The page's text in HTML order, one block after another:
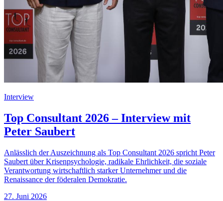
Interview
Top Consultant 2026 – Interview mit
Peter Saubert
Anlässlich der Auszeichnung als Top Consultant 2026 spricht Peter
Saubert über Krisenpsychologie, radikale Ehrlichkeit, die soziale
Verantwortung wirtschaftlich starker Unternehmer und die
Renaissance der föderalen Demokratie.
27. Juni 2026